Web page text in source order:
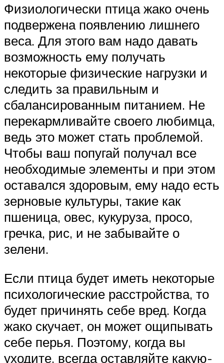
Физиологически птица жако очень
подвержена появлению лишнего
веса. Для этого вам надо давать
возможность ему получать
некоторые физические нагрузки и
следить за правильным и
сбалансированным питанием. Не
перекармливайте своего любимца,
ведь это может стать проблемой.
Чтобы ваш попугай получал все
необходимые элементы и при этом
оставался здоровым, ему надо есть
зерновые культуры, такие как
пшеница, овес, кукуруза, просо,
гречка, рис, и не забывайте о
зелени.
Если птица будет иметь некоторые
психологические расстройства, то
будет причинять себе вред. Когда
жако скучает, он может ощипывать
себе перья. Поэтому, когда вы
уходите, всегда оставляйте какую-